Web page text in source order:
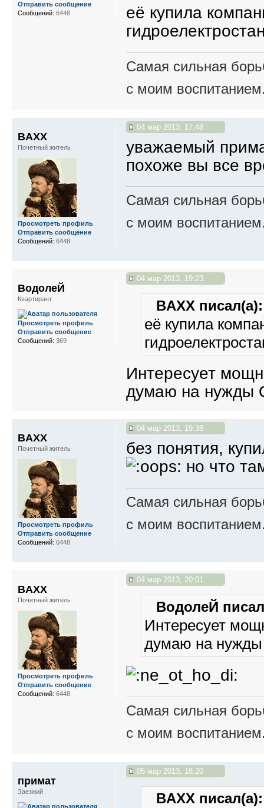
её купила
Самая сильная
с моим
Отправить сообщение
Сообщений: 6448
04 мар 2013, 17:48
уважаемый
похоже вы все
Самая сильная
с моим
BAXX
Почетный житель
Просмотреть профиль
Отправить сообщение
Сообщений: 6448
04 мар 2013, 19:23
BAXX писал(а):
её купила
Интересует
думаю на нужды
ВодолеЙ
Квартирант
Просмотреть профиль
Отправить сообщение
Сообщений: 369
04 мар 2013, 19:38
без понятия,
но что
Самая сильная
с моим
BAXX
Почетный житель
Просмотреть профиль
Отправить сообщение
Сообщений: 6448
04 мар 2013, 20:01
ВодолеЙ
Интересует
думаю на нужды
Самая сильная
с моим
BAXX
Почетный житель
Просмотреть профиль
Отправить сообщение
Сообщений: 6448
05 мар 2013, 18:20
BAXX писал(а):
примат
Заезжий